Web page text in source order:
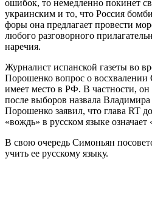
ошибок, то немедленно покинет
украинским и то, что Россия
форы она предлагает провести
любого разговорного
наречия.
Журналист испанской газеты во
Порошенко вопрос о восхвалении
имеет место в РФ. В частности,
после выборов назвала
Порошенко заявил, что глава RT
«вождь» в русском языке
В свою очередь Симоньян
учить ее русскому языку.